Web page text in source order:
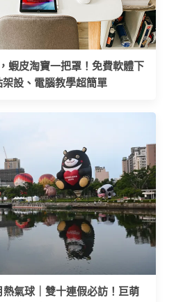
蝦皮淘寶一把罩！免費軟體下
架設、電腦教學超簡單
氣球｜雙十連假必訪！巨萌